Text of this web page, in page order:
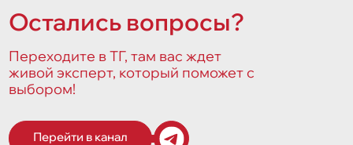
Остались вопросы?
Переходите в ТГ, там вас ждет
живой эксперт, который поможет с
выбором!
Перейти в канал